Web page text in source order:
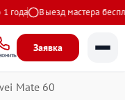
Выезд мастера
Заявка
Mate 60